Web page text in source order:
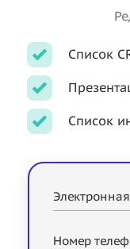
Список
Список
Номер